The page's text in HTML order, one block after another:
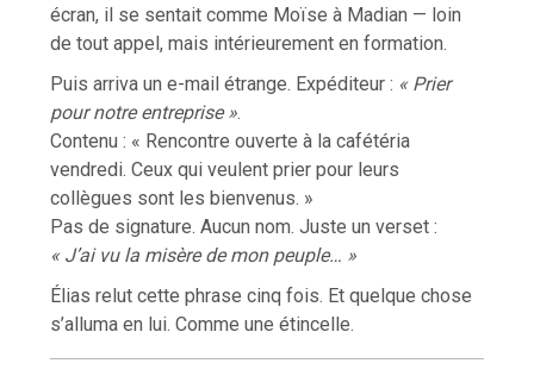
écran, il se sentait comme Moïse à Madian — loin
de tout appel, mais intérieurement en formation.
Puis arriva un e-mail étrange. Expéditeur : « Prier
pour notre entreprise ».
Contenu : « Rencontre ouverte à la cafétéria
vendredi. Ceux qui veulent prier pour leurs
collègues sont les bienvenus. »
Pas de signature. Aucun nom. Juste un verset :
« J’ai vu la misère de mon peuple… »
Élias relut cette phrase cinq fois. Et quelque chose
s’alluma en lui. Comme une étincelle.